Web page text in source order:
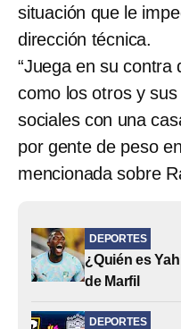
situación que le
dirección técnica.
“Juega en su contra
como los otros y
sociales con una
por gente de peso
mencionada sobre
DEPORTES
¿Quién es
de Marfil
DEPORTES